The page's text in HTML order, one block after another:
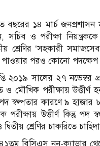
১৪ মার্চ জনপ্রশাসন
সচিব ও পরীক্ষা
শ্রেণির ‘সহকারী
পাওয়ার পরও কোনো পদক্ষেপ
২০১৯ সালের ২৭
ও মৌখিক পরীক্ষায় উত্তীর্ণ
স্বল্পতার কারণে ৯ হাজার
পরীক্ষায় উত্তীর্ণ কিন্তু
শ্রেণির চাকরিতে
বিসিএস নন-ক্যাডার